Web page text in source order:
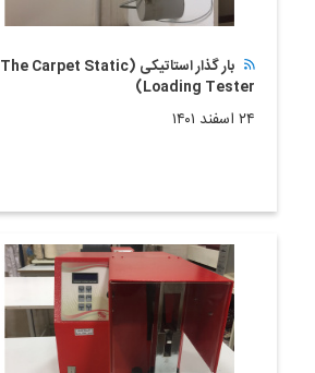
بار گذار استاتیکی (The Carpet Static
Loading Tester)
۲۴ اسفند ۱۴۰۱